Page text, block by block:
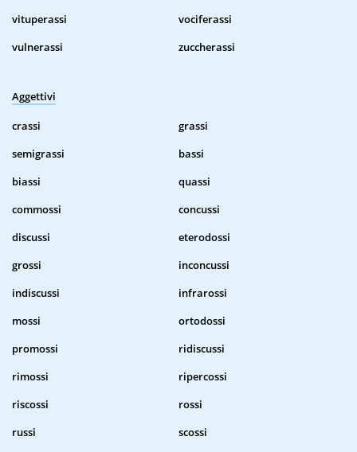
vituperassi
vociferassi
vulnerassi
zuccherassi
Aggettivi
crassi
grassi
semigrassi
bassi
biassi
quassi
commossi
concussi
discussi
eterodossi
grossi
inconcussi
indiscussi
infrarossi
mossi
ortodossi
promossi
ridiscussi
rimossi
ripercossi
riscossi
rossi
russi
scossi